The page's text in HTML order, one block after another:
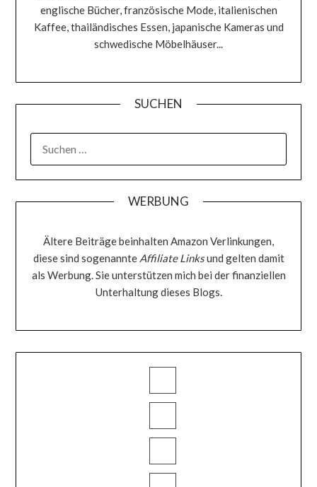
englische Bücher, französische Mode, italienischen
Kaffee, thailändisches Essen, japanische Kameras und
schwedische Möbelhäuser...
SUCHEN
WERBUNG
Ältere Beiträge beinhalten Amazon Verlinkungen,
diese sind sogenannte Affiliate Linksund gelten damit
als Werbung. Sie unterstützen mich bei der finanziellen
Unterhaltung dieses Blogs.